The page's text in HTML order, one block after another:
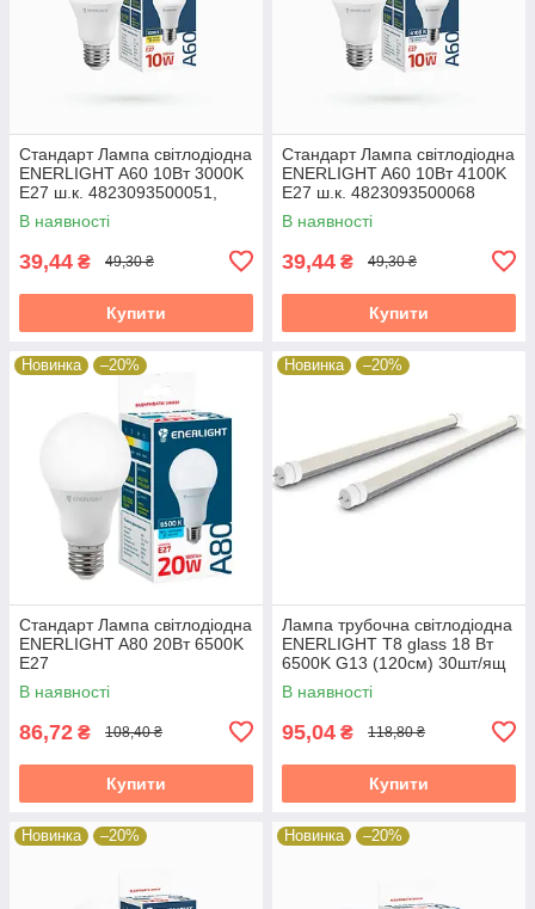
Стандарт Лампа світлодіодна
ENERLIGHT A60 10Вт 3000K
E27 ш.к. 4823093500051,
10шт/уп 19824
В наявності
39,44 ₴ 49,30 ₴
Купити
Стандарт Лампа світлодіодна
ENERLIGHT A60 10Вт 4100K
E27 ш.к. 4823093500068
В наявності
39,44 ₴ 49,30 ₴
Купити
Новинка –20%
Стандарт Лампа світлодіодна
ENERLIGHT A80 20Вт 6500K
E27
В наявності
86,72 ₴ 108,40 ₴
Купити
Новинка –20%
Лампа трубочна світлодіодна
ENERLIGHT Т8 glass 18 Вт
6500K G13 (120см) 30шт/ящ
38315
В наявності
95,04 ₴ 118,80 ₴
Купити
Новинка –20% Новинка –20%